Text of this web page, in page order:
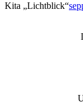
Kita „Licht­blick“